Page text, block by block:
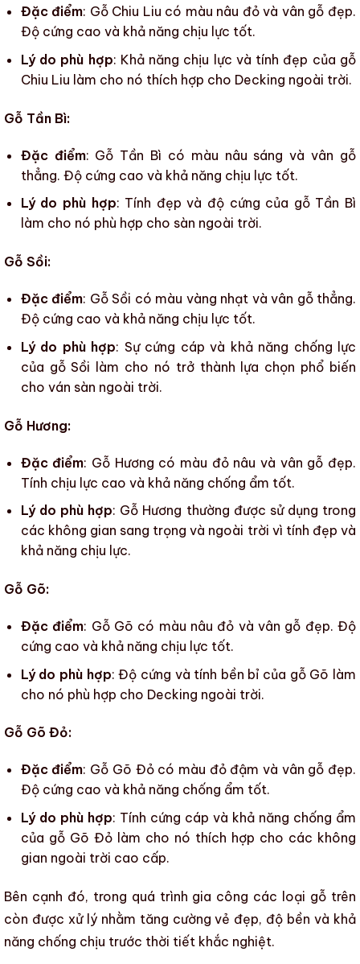
Đặc điểm: Gỗ Chiu Liu có màu nâu đỏ và vân gỗ đẹp.
Độ cứng cao và khả năng chịu lực tốt.
Lý do phù hợp: Khả năng chịu lực và tính đẹp của gỗ
Chiu Liu làm cho nó thích hợp cho Decking ngoài trời.
Gỗ Tần Bì:
Đặc điểm: Gỗ Tần Bì có màu nâu sáng và vân gỗ
thẳng. Độ cứng cao và khả năng chịu lực tốt.
Lý do phù hợp: Tính đẹp và độ cứng của gỗ Tần Bì
làm cho nó phù hợp cho sàn ngoài trời.
Gỗ Sồi:
Đặc điểm: Gỗ Sồi có màu vàng nhạt và vân gỗ thẳng.
Độ cứng cao và khả năng chịu lực tốt.
Lý do phù hợp: Sự cứng cáp và khả năng chống lực
của gỗ Sồi làm cho nó trở thành lựa chọn phổ biến
cho ván sàn ngoài trời.
Gỗ Hương:
Đặc điểm: Gỗ Hương có màu đỏ nâu và vân gỗ đẹp.
Tính chịu lực cao và khả năng chống ẩm tốt.
Lý do phù hợp: Gỗ Hương thường được sử dụng trong
các không gian sang trọng và ngoài trời vì tính đẹp và
khả năng chịu lực.
Gỗ Gõ:
Đặc điểm: Gỗ Gõ có màu nâu đỏ và vân gỗ đẹp. Độ
cứng cao và khả năng chịu lực tốt.
Lý do phù hợp: Độ cứng và tính bền bỉ của gỗ Gõ làm
cho nó phù hợp cho Decking ngoài trời.
Gỗ Gõ Đỏ:
Đặc điểm: Gỗ Gõ Đỏ có màu đỏ đậm và vân gỗ đẹp.
Độ cứng cao và khả năng chống ẩm tốt.
Lý do phù hợp: Tính cứng cáp và khả năng chống ẩm
của gỗ Gõ Đỏ làm cho nó thích hợp cho các không
gian ngoài trời cao cấp.
Bên cạnh đó, trong quá trình gia công các loại gỗ trên
còn được xử lý nhằm tăng cường vẻ đẹp, độ bền và khả
năng chống chịu trước thời tiết khắc nghiệt.